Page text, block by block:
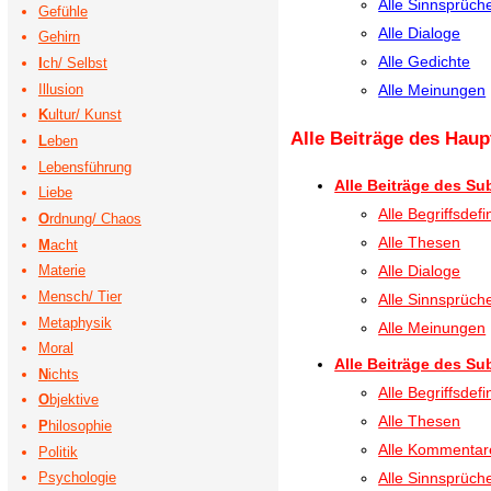
Gefühle
Gehirn
ch/ Selbst
Illusion
Kultur/ Kunst
Leben
Lebensführung
Liebe
Ordnung/ Chaos
Macht
Materie
Mensch/ Tier
Metaphysik
Moral
Nichts
Objektive
Philosophie
Politik
Psychologie
Alle
Alle Dialoge
Alle Gedichte
Alle Meinungen
Alle Beiträge des
Alle Beiträge des
Alle
Alle Thesen
Alle Dialoge
Alle
Alle Meinungen
Alle Beiträge des
Alle
Alle Thesen
Alle
Alle